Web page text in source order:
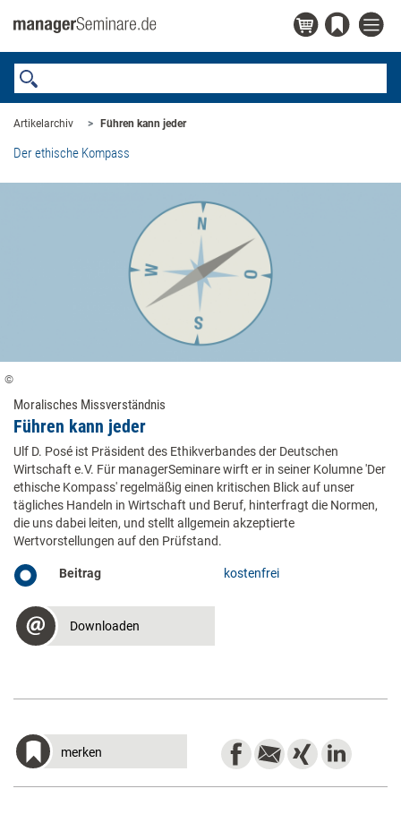
Artikelarchiv Führen kann jeder
Der ethische Kompass
©
Moralisches Missverständnis
Führen kann jeder
Ulf D. Posé ist Präsident des Ethikverbandes der Deutschen
Wirtschaft e.V. Für managerSeminare wirft er in seiner Kolumne 'Der
ethische Kompass' regelmäßig einen kritischen Blick auf unser
tägliches Handeln in Wirtschaft und Beruf, hinterfragt die Normen,
die uns dabei leiten, und stellt allgemein akzeptierte
Wertvorstellungen auf den Prüfstand.
Beitrag kostenfrei
Downloaden
merken